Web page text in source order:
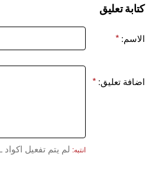
كتابة تعليق
الاسم:
اضافة تعليق:
انتبه: لم يتم تفعيل اكواد HTML !